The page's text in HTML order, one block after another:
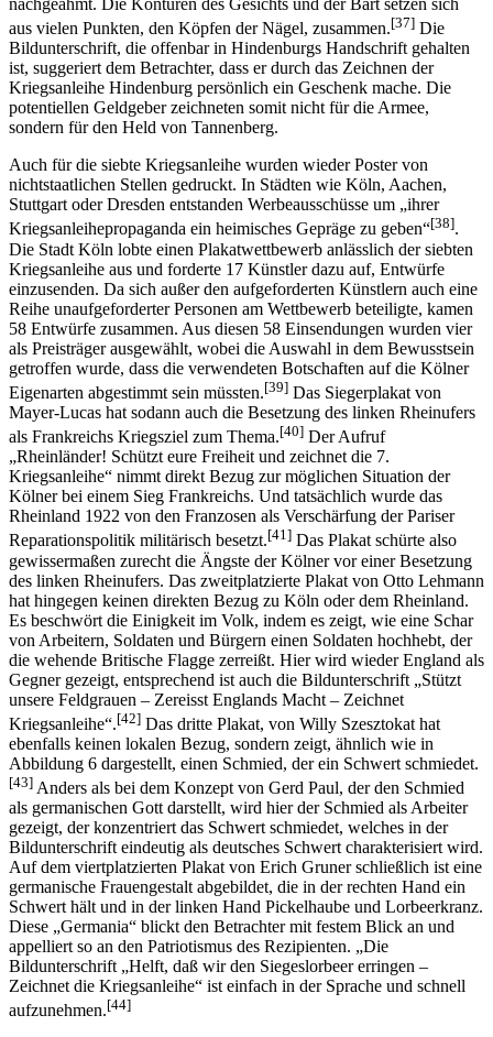
nachgeahmt. Die Konturen des Gesichts und der Bart setzen sich
aus vielen Punkten, den Köpfen der Nägel, zusammen.[37] Die
Bildunterschrift, die offenbar in Hindenburgs Handschrift gehalten
ist, suggeriert dem Betrachter, dass er durch das Zeichnen der
Kriegsanleihe Hindenburg persönlich ein Geschenk mache. Die
potentiellen Geldgeber zeichneten somit nicht für die Armee,
sondern für den Held von Tannenberg.
Auch für die siebte Kriegsanleihe wurden wieder Poster von
nichtstaatlichen Stellen gedruckt. In Städten wie Köln, Aachen,
Stuttgart oder Dresden entstanden Werbeausschüsse um „ihrer
Kriegsanleihepropaganda ein heimisches Gepräge zu geben“[38].
Die Stadt Köln lobte einen Plakatwettbewerb anlässlich der siebten
Kriegsanleihe aus und forderte 17 Künstler dazu auf, Entwürfe
einzusenden. Da sich außer den aufgeforderten Künstlern auch eine
Reihe unaufgeforderter Personen am Wettbewerb beteiligte, kamen
58 Entwürfe zusammen. Aus diesen 58 Einsendungen wurden vier
als Preisträger ausgewählt, wobei die Auswahl in dem Bewusstsein
getroffen wurde, dass die verwendeten Botschaften auf die Kölner
Eigenarten abgestimmt sein müssten.[39] Das Siegerplakat von
Mayer-Lucas hat sodann auch die Besetzung des linken Rheinufers
als Frankreichs Kriegsziel zum Thema.[40] Der Aufruf
„Rheinländer! Schützt eure Freiheit und zeichnet die 7.
Kriegsanleihe“ nimmt direkt Bezug zur möglichen Situation der
Kölner bei einem Sieg Frankreichs. Und tatsächlich wurde das
Rheinland 1922 von den Franzosen als Verschärfung der Pariser
Reparationspolitik militärisch besetzt.[41] Das Plakat schürte also
gewissermaßen zurecht die Ängste der Kölner vor einer Besetzung
des linken Rheinufers. Das zweitplatzierte Plakat von Otto Lehmann
hat hingegen keinen direkten Bezug zu Köln oder dem Rheinland.
Es beschwört die Einigkeit im Volk, indem es zeigt, wie eine Schar
von Arbeitern, Soldaten und Bürgern einen Soldaten hochhebt, der
die wehende Britische Flagge zerreißt. Hier wird wieder England als
Gegner gezeigt, entsprechend ist auch die Bildunterschrift „Stützt
unsere Feldgrauen – Zereisst Englands Macht – Zeichnet
Kriegsanleihe“.[42] Das dritte Plakat, von Willy Szesztokat hat
ebenfalls keinen lokalen Bezug, sondern zeigt, ähnlich wie in
Abbildung 6 dargestellt, einen Schmied, der ein Schwert schmiedet.
[43] Anders als bei dem Konzept von Gerd Paul, der den Schmied
als germanischen Gott darstellt, wird hier der Schmied als Arbeiter
gezeigt, der konzentriert das Schwert schmiedet, welches in der
Bildunterschrift eindeutig als deutsches Schwert charakterisiert wird.
Auf dem viertplatzierten Plakat von Erich Gruner schließlich ist eine
germanische Frauengestalt abgebildet, die in der rechten Hand ein
Schwert hält und in der linken Hand Pickelhaube und Lorbeerkranz.
Diese „Germania“ blickt den Betrachter mit festem Blick an und
appelliert so an den Patriotismus des Rezipienten. „Die
Bildunterschrift „Helft, daß wir den Siegeslorbeer erringen –
Zeichnet die Kriegsanleihe“ ist einfach in der Sprache und schnell
aufzunehmen.[44]